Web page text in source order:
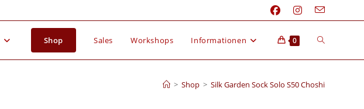
Shop Sales Workshops Informationen 0
> Shop > Silk Garden Sock Solo S50 Choshi